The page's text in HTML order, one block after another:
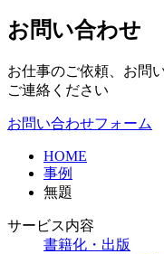
お問い合わせ
お仕事のご依頼、お問
ご連絡ください
お問い合わせフォーム
HOME
事例
無題
サービス内容
書籍化・出版